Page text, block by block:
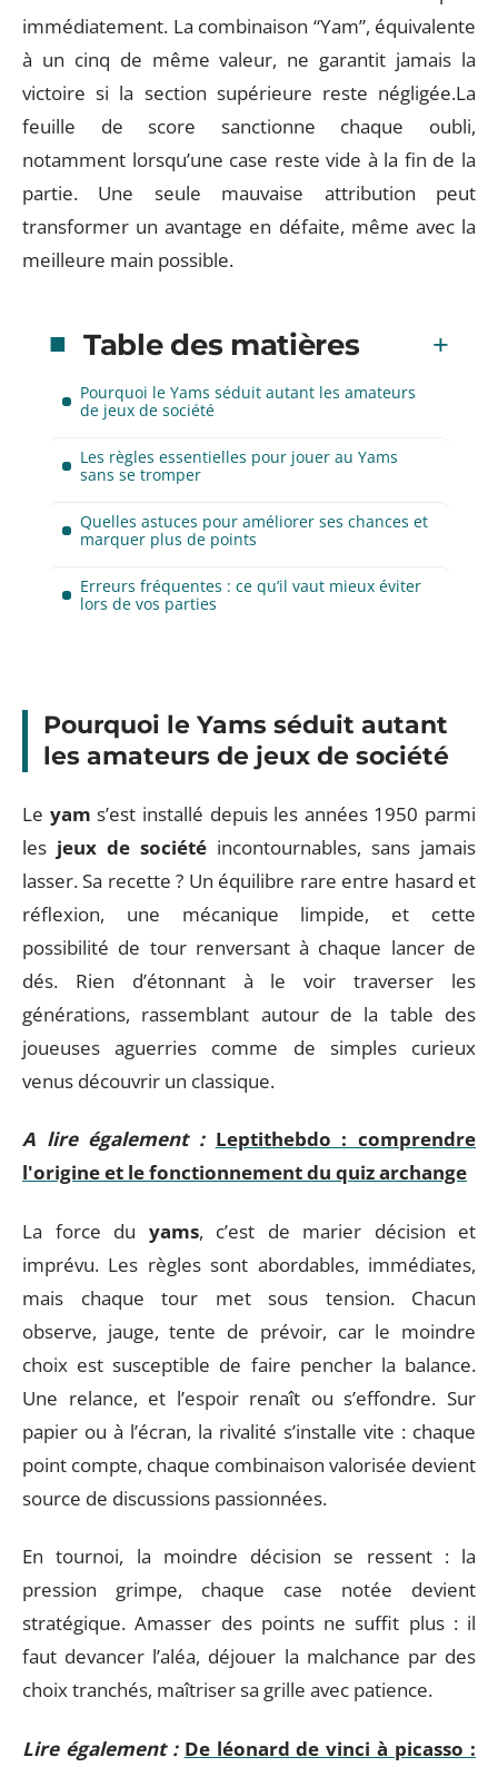
immédiatement. La combinaison “Yam”, équivalente
à un cinq de même valeur, ne garantit jamais la
victoire si la section supérieure reste négligée.La
feuille de score sanctionne chaque oubli,
notamment lorsqu’une case reste vide à la fin de la
partie. Une seule mauvaise attribution peut
transformer un avantage en défaite, même avec la
meilleure main possible.
Table des matières
Pourquoi le Yams séduit autant les amateurs
de jeux de société
Les règles essentielles pour jouer au Yams
sans se tromper
Quelles astuces pour améliorer ses chances et
marquer plus de points
Erreurs fréquentes : ce qu’il vaut mieux éviter
lors de vos parties
Pourquoi le Yams séduit autant
les amateurs de jeux de société
Le yam s’est installé depuis les années 1950 parmi
les jeux de société incontournables, sans jamais
lasser. Sa recette ? Un équilibre rare entre hasard et
réflexion, une mécanique limpide, et cette
possibilité de tour renversant à chaque lancer de
dés. Rien d’étonnant à le voir traverser les
générations, rassemblant autour de la table des
joueuses aguerries comme de simples curieux
venus découvrir un classique.
A lire également : Leptithebdo : comprendre
l'origine et le fonctionnement du quiz archange
La force du yams, c’est de marier décision et
imprévu. Les règles sont abordables, immédiates,
mais chaque tour met sous tension. Chacun
observe, jauge, tente de prévoir, car le moindre
choix est susceptible de faire pencher la balance.
Une relance, et l’espoir renaît ou s’effondre. Sur
papier ou à l’écran, la rivalité s’installe vite : chaque
point compte, chaque combinaison valorisée devient
source de discussions passionnées.
En tournoi, la moindre décision se ressent : la
pression grimpe, chaque case notée devient
stratégique. Amasser des points ne suffit plus : il
faut devancer l’aléa, déjouer la malchance par des
choix tranchés, maîtriser sa grille avec patience.
Lire également : De léonard de vinci à picasso :